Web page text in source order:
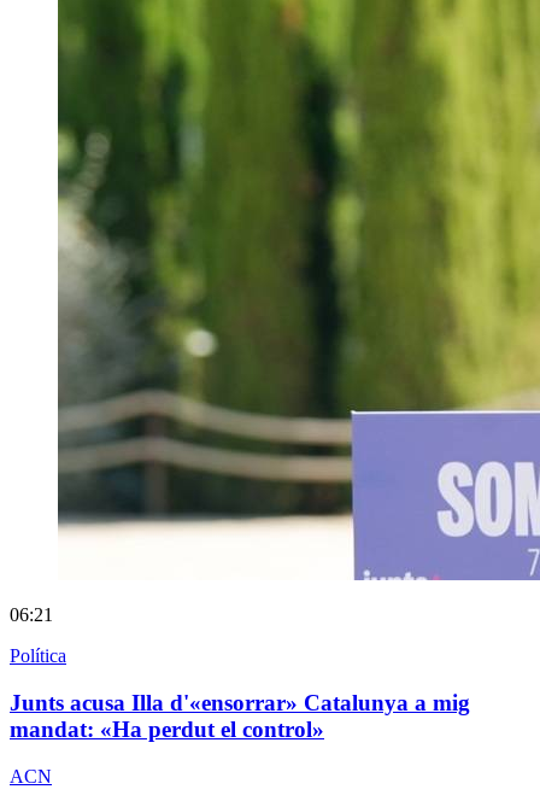
06:21
Política
Junts acusa Illa d'«ensorrar» Catalunya a mig
mandat: «Ha perdut el control»
ACN